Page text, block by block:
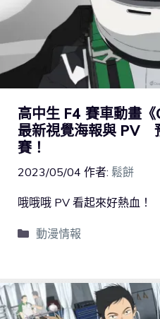
高中生 F4 賽車動畫
最新視覺海報與 PV
賽！
2023/05/04 作者: 鬆餅
哦哦哦 PV 看起來好熱血！
動漫情報